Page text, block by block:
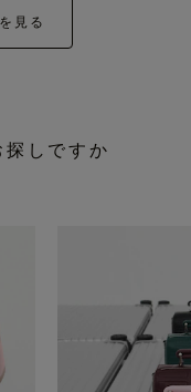
見る
しですか